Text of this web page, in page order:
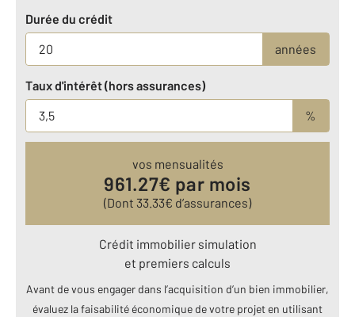
Durée du crédit
années
Taux d'intérêt (hors assurances)
%
vos mensualités
961.27€ par mois
(Dont 33.33€ d’assurances)
Crédit immobilier simulation
et premiers calculs
Avant de vous engager dans l’acquisition d’un bien immobilier,
évaluez la faisabilité économique de votre projet en utilisant